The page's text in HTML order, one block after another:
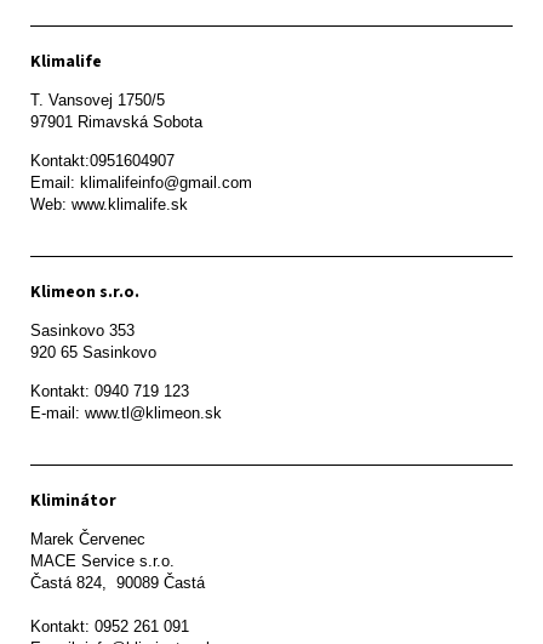
Klimalife
T. Vansovej 1750/5
97901 Rimavská Sobota
Kontakt:0951604907
Email: klimalifeinfo@gmail.com
Web: www.klimalife.sk
Klimeon s.r.o.
Sasinkovo 353
920 65 Sasinkovo
Kontakt: 0940 719 123
E-mail: www.tl@klimeon.sk
Kliminátor
Marek Červenec
MACE Service s.r.o.
Častá 824,  90089 Častá
Kontakt: 0952 261 091